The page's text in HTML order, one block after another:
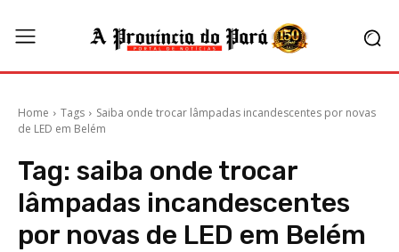
Home Tags
Saiba onde trocar lâmpadas incandescentes por novas
de LED em Belém
Tag: saiba onde trocar
lâmpadas incandescentes
por novas de LED em Belém